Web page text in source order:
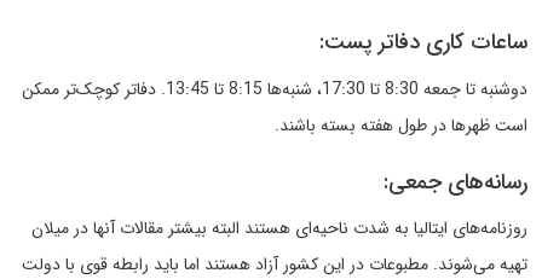
ساعات کاری دفاتر پست:
دوشنبه تا جمعه 8:30 تا 17:30، شنبه‌ها 8:15 تا 13:45. دفاتر کوچک‌تر ممکن
است ظهرها در طول هفته بسته باشند.
رسانه‌های جمعی:
روزنامه‌های ایتالیا به شدت ناحیه‌ای هستند البته بیشتر مقالات آنها در میلان
تهیه می‌شوند. مطبوعات در این کشور آزاد هستند اما باید رابطه قوی با دولت